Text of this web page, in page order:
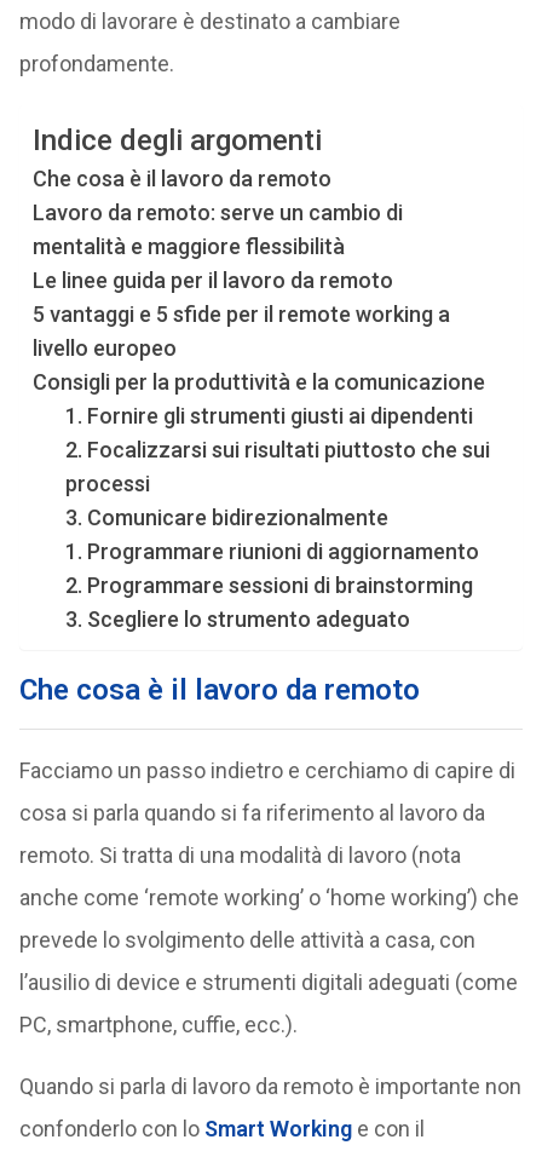
modo di lavorare è destinato a cambiare
profondamente.
Indice degli argomenti
Che cosa è il lavoro da remoto
Lavoro da remoto: serve un cambio di
mentalità e maggiore flessibilità
Le linee guida per il lavoro da remoto
5 vantaggi e 5 sfide per il remote working a
livello europeo
Consigli per la produttività e la comunicazione
1. Fornire gli strumenti giusti ai dipendenti
2. Focalizzarsi sui risultati piuttosto che sui
processi
3. Comunicare bidirezionalmente
1. Programmare riunioni di aggiornamento
2. Programmare sessioni di brainstorming
3. Scegliere lo strumento adeguato
Che cosa è il lavoro da remoto
Facciamo un passo indietro e cerchiamo di capire di
cosa si parla quando si fa riferimento al lavoro da
remoto. Si tratta di una modalità di lavoro (nota
anche come ‘remote working’ o ‘home working’) che
prevede lo svolgimento delle attività a casa, con
l’ausilio di device e strumenti digitali adeguati (come
PC, smartphone, cuffie, ecc.).
Quando si parla di lavoro da remoto è importante non
confonderlo con lo Smart Workinge con il